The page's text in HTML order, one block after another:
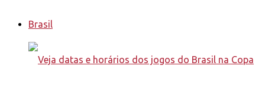
Brasil